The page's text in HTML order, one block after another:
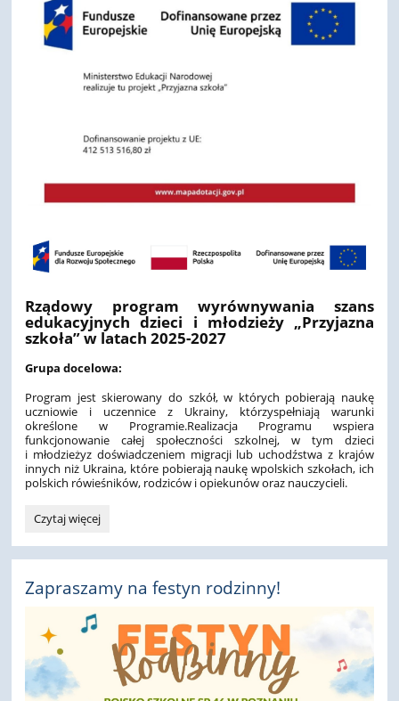
Rządowy program wyrównywania szans
edukacyjnych dzieci i młodzieży „Przyjazna
szkoła” w latach 2025-2027
Grupa docelowa:
Program jest skierowany do szkół, w których pobierają naukę
uczniowie i uczennice z Ukrainy, którzyspełniają warunki
określone w Programie.Realizacja Programu wspiera
funkcjonowanie całej społeczności szkolnej, w tym dzieci
i młodzieżyz doświadczeniem migracji lub uchodźstwa z krajów
innych niż Ukraina, które pobierają naukę wpolskich szkołach, ich
polskich rówieśników, rodziców i opiekunów oraz nauczycieli.
Przyjazna
:
Czytaj więcej
Zapraszamy na festyn rodzinny!